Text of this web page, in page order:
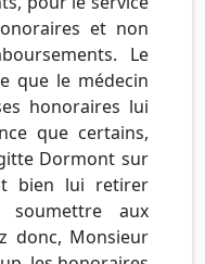
et non
Le
que le médecin
honoraires lui
que certains,
Dormont sur
bien lui retirer
aux
donc, Monsieur